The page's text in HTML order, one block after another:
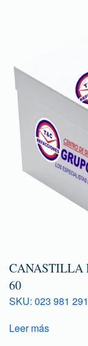
CANASTILLA
60
SKU: 023 981
Leer más